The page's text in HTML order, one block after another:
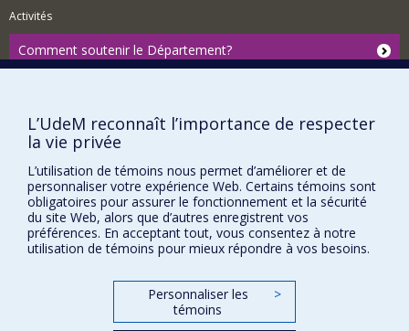
Activités
Comment soutenir le Département?
Signaler une erreur
FACULTÉ DES ARTS ET DES SCIENCES
Nos départements et écoles
Nos centres d'études
L’UdeM reconnaît l’importance de respecter
la vie privée
L’utilisation de témoins nous permet d’améliorer et de
personnaliser votre expérience Web. Certains témoins sont
obligatoires pour assurer le fonctionnement et la sécurité
du site Web, alors que d’autres enregistrent vos
préférences. En acceptant tout, vous consentez à notre
utilisation de témoins pour mieux répondre à vos besoins.
Personnaliser les
témoins
>